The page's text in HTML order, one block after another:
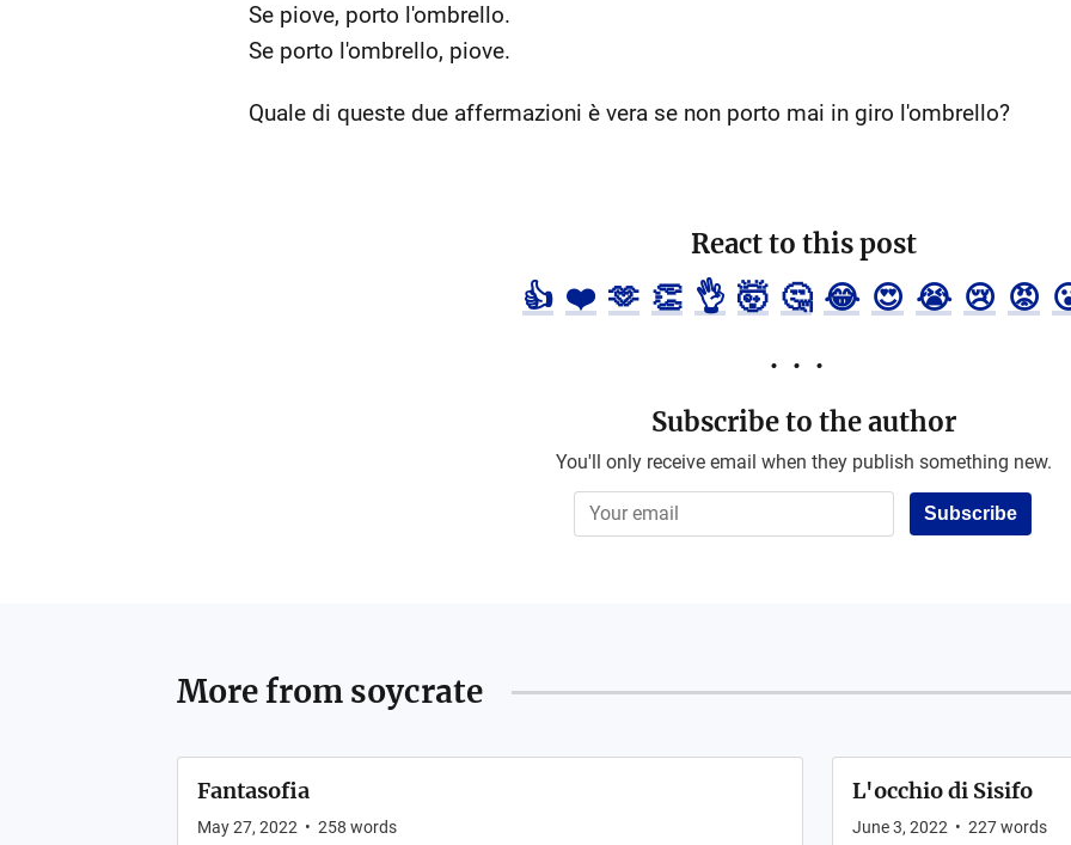
Se piove, porto l'ombrello.
Se porto l'ombrello, piove.
Quale di queste due affermazioni è vera se non porto mai in giro l'ombrello?
React to this post
👍 ❤️ 🫶 👏 👌 🤯 🤔 😂 😍 😭 😢 😡
Subscribe to the author
You'll only receive email when they publish something new.
Subscribe
More from soycrate
Fantasofia
May 27, 2022 • 258 words
L'occhio di Sisifo
June 3, 2022 • 227words